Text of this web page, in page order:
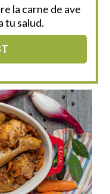
la carne de ave
tu salud.